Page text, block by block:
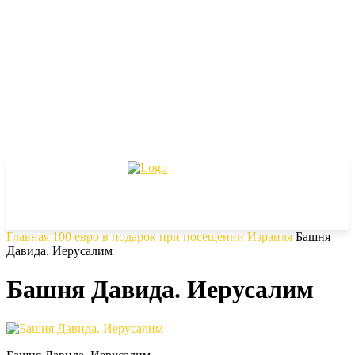
Главная 100 евро в подарок при посещении Израиля Башня
Давида. Иерусалим
Башня Давида. Иерусалим